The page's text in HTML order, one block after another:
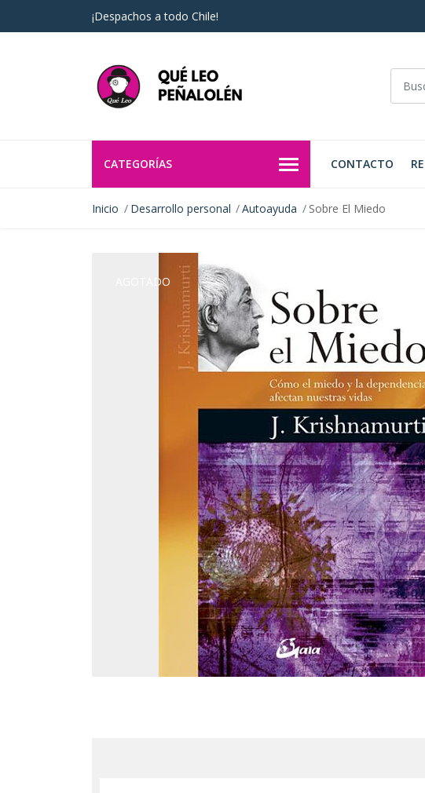
¡Despachos a todo Chile!
CATEGORÍAS CONTACTO
Inicio Desarrollo personal Autoayuda Sobre El Miedo
AGOTADO